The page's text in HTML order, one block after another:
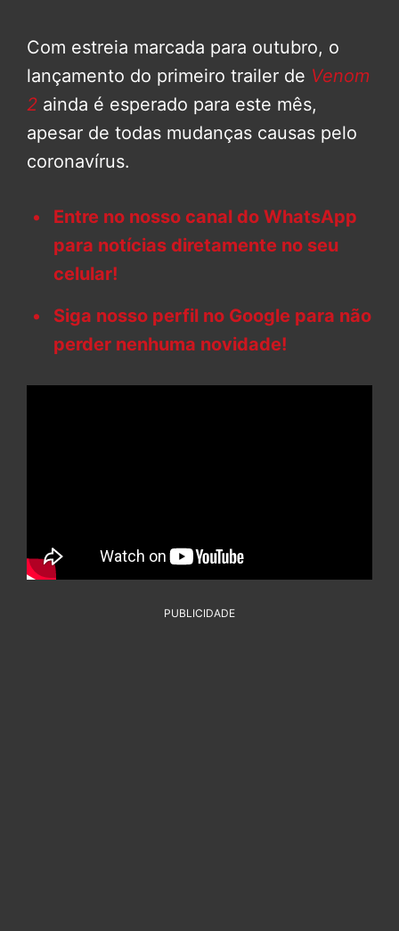
Com estreia marcada para outubro, o
lançamento do primeiro trailer de Venom
2 ainda é esperado para este mês,
apesar de todas mudanças causas pelo
coronavírus.
Entre no nosso canal do WhatsApp
para notícias diretamente no seu
celular!
Siga nosso perfil no Google para não
perder nenhuma novidade!
PUBLICIDADE